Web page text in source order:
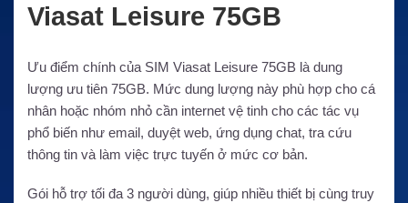
Viasat Leisure 75GB
Ưu điểm chính của SIM Viasat Leisure 75GB là dung
lượng ưu tiên 75GB. Mức dung lượng này phù hợp cho cá
nhân hoặc nhóm nhỏ cần internet vệ tinh cho các tác vụ
phổ biến như email, duyệt web, ứng dụng chat, tra cứu
thông tin và làm việc trực tuyến ở mức cơ bản.
Gói hỗ trợ tối đa 3 người dùng, giúp nhiều thiết bị cùng truy